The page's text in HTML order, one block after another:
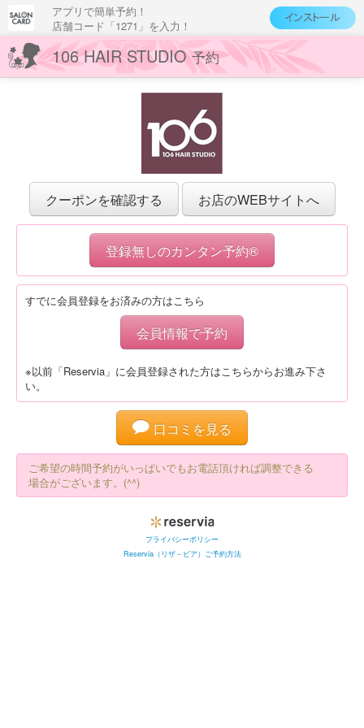
アプリで簡単予約！
店舗コード「1271」を入力！
106 HAIR STUDIO予約
クーポンを確認する お店のWEBサイトへ
登録無しのカンタン予約®
すでに会員登録をお済みの方はこちら
会員情報で予約
※以前「Reservia」に会員登録された方はこちらからお進み下さ
い。
口コミを見る
ご希望の時間予約がいっぱいでもお電話頂ければ調整できる
場合がございます。(^^)
プライバシーポリシー
Reservia（リザ－ビア）ご予約方法